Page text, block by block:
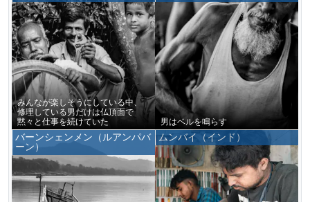
みんなが楽しそうにしている中、
修理している男だけは仏頂面で
黙々と仕事を続けていた
男はベルを鳴らす
バーンシェンメン（ルアンパバ
ーン）
ムンバイ（インド）